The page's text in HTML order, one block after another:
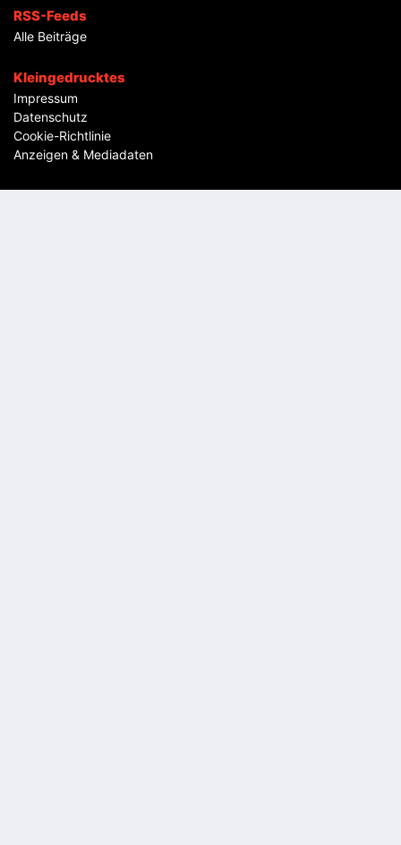
RSS-Feeds
Alle Beiträge
Kleingedrucktes
Impressum
Datenschutz
Cookie-Richtlinie
Anzeigen & Mediadaten